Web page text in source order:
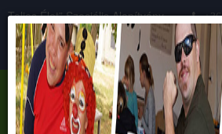
Teljes Élet” Szociális Alapítvány
Közhasznú szervezet